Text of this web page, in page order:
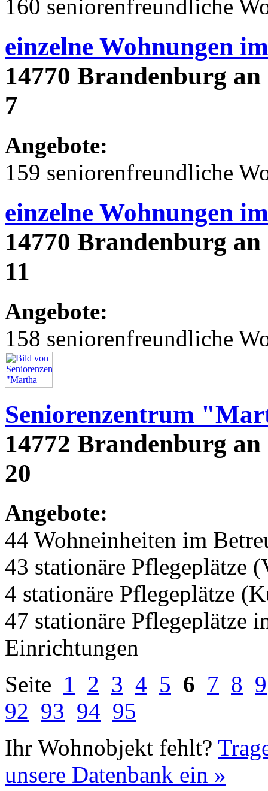
160 seniorenfreundliche
einzelne Wohnungen
14770 Brandenburg
7
Angebote:
159 seniorenfreundliche
einzelne Wohnungen
14770 Brandenburg
11
Angebote:
158 seniorenfreundliche
Seniorenzentrum
14772 Brandenburg
20
Angebote:
44 Wohneinheiten im
43 stationäre Pflegeplätze
4 stationäre Pflegeplätze
47 stationäre Pflegeplätze
Einrichtungen
Seite 1 2 3 4 5 6 7 8 9
92 93 94 95
Ihr Wohnobjekt fehlt?
unsere Datenbank ein »